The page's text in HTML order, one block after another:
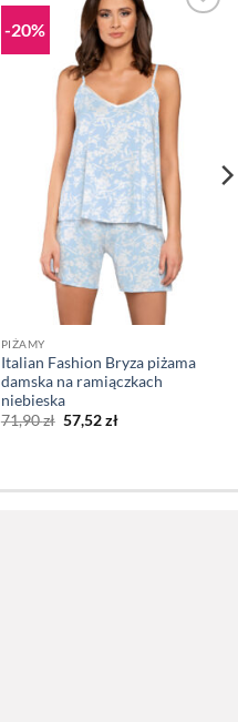
-20%
PIŻAMY
Italian Fashion Bryza piżama
damska na ramiączkach
niebieska
71,90zł Pierwotna
cena
57,52złAktualna